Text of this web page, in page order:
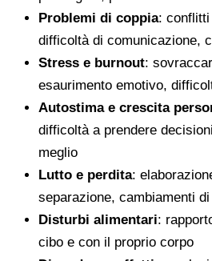
Problemi di coppia:
difficoltà di comunicazione,
Stress e burnout:
esaurimento emotivo,
Autostima e crescita
difficoltà a prendere
meglio
Lutto e perdita:
separazione, cambiamenti
Disturbi alimentari:
cibo e con il proprio corpo